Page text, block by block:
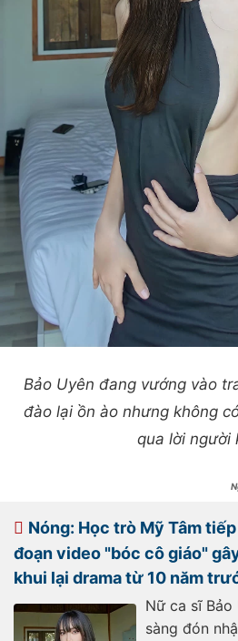
Bảo Uyên đang vướng vào
đào lại ồn ào nhưng không
qua lời người
Nóng: Học trò Mỹ Tâm
đoạn video "bóc cô giáo"
khui lại drama từ 10 năm
Nữ ca sĩ
sàng đón